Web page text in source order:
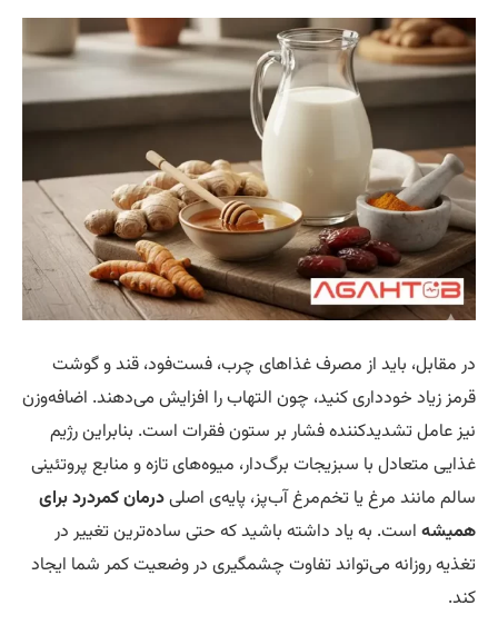
مقابل، باید از مصرف غذاهای چرب، فست‌فود، قند و گوشت
زیاد خودداری کنید، چون التهاب را افزایش می‌دهند. اضافه‌وزن
عامل تشدیدکننده فشار بر ستون فقرات است. بنابراین رژیم
متعادل با سبزیجات برگ‌دار، میوه‌های تازه و منابع پروتئینی
مانند مرغ یا تخم‌مرغ آب‌پز، پایه‌ی اصلیدرمان کمردرد برای
است. به یاد داشته باشید که حتی ساده‌ترین تغییر در
روزانه می‌تواند تفاوت چشمگیری در وضعیت کمر شما ایجاد